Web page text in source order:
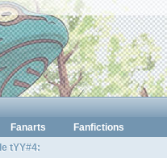
Fanarts
Fanfictions
tYY#4: